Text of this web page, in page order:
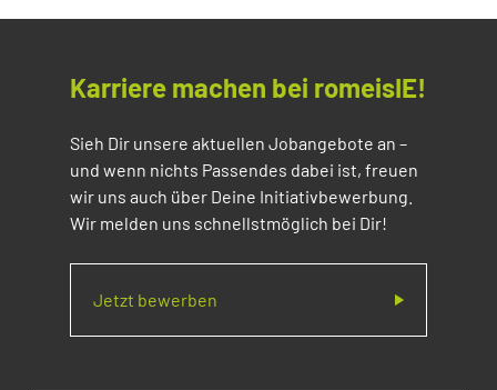
Karriere machen bei romeisIE!
Sieh Dir unsere aktuellen Jobangebote an –
und wenn nichts Passendes dabei ist, freuen
wir uns auch über Deine Initiativbewerbung.
Wir melden uns schnellstmöglich bei Dir!
Jetzt bewerben